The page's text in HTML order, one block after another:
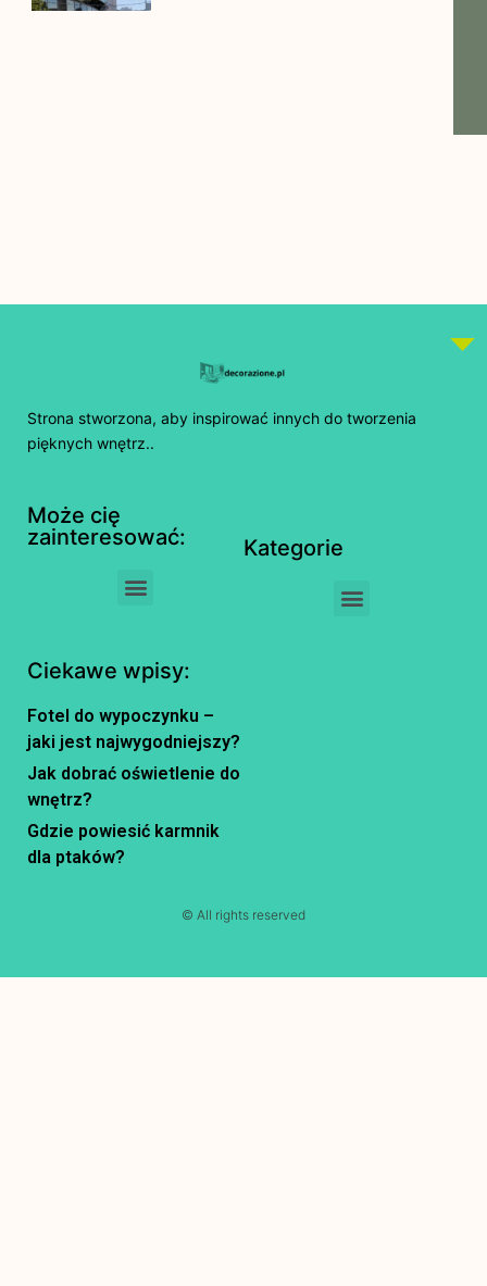
Strona stworzona, aby inspirować innych do tworzenia
pięknych wnętrz..
Może cię
zainteresować:
Kategorie
Ciekawe wpisy:
Fotel do wypoczynku –
jaki jest najwygodniejszy?
Jak dobrać oświetlenie do
wnętrz?
Gdzie powiesić karmnik
dla ptaków?
© All rights reserved